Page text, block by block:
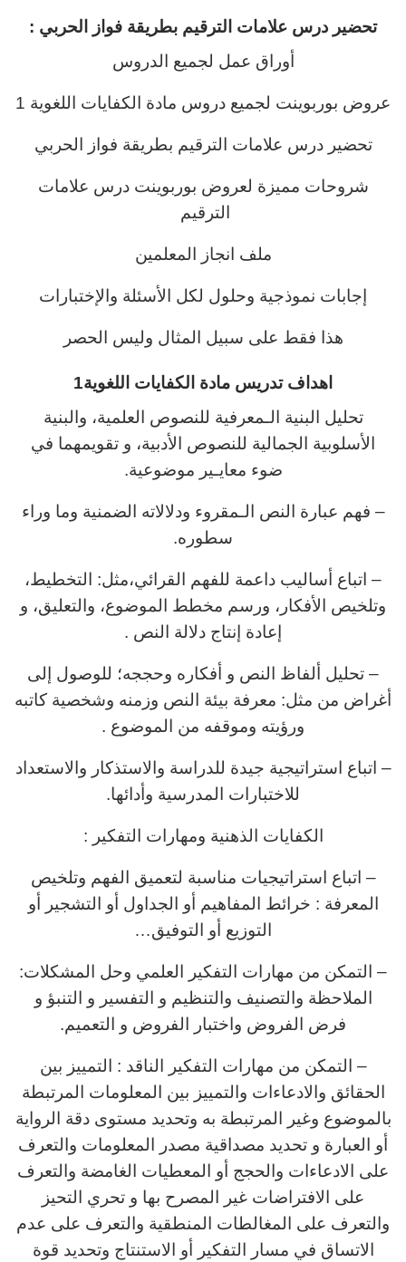
تحضير درس علامات الترقيم بطريقة فواز الحربي :
أوراق عمل لجميع الدروس
عروض بوربوينت لجميع دروس مادة الكفايات اللغوية 1
تحضير درس علامات الترقيم بطريقة فواز الحربي
شروحات مميزة لعروض بوربوينت درس علامات
الترقيم
ملف انجاز المعلمين
إجابات نموذجية وحلول لكل الأسئلة والإختبارات
هذا فقط على سبيل المثال وليس الحصر
اهداف تدريس مادة الكفايات اللغوية1
تحليل البنية الـمعرفية للنصوص العلمية، والبنية
الأسلوبية الجمالية للنصوص الأدبية، و تقويمهما في
ضوء معايـير موضوعية.
– فهم عبارة النص الـمقروء ودلالاته الضمنية وما وراء
سطوره.
– اتباع أساليب داعمة للفهم القرائي،مثل: التخطيط،
وتلخيص الأفكار، ورسم مخطط الموضوع، والتعليق، و
إعادة إنتاج دلالة النص .
– تحليل ألفاظ النص و أفكاره وحججه؛ للوصول إلى
أغراض من مثل: معرفة بيئة النص وزمنه وشخصية كاتبه
ورؤيته وموقفه من الموضوع .
– اتباع استراتيجية جيدة للدراسة والاستذكار والاستعداد
للاختبارات المدرسية وأدائها.
الكفايات الذهنية ومهارات التفكير :
– اتباع استراتيجيات مناسبة لتعميق الفهم وتلخيص
المعرفة : خرائط المفاهيم أو الجداول أو التشجير أو
التوزيع أو التوفيق…
– التمكن من مهارات التفكير العلمي وحل المشكلات:
الملاحظة والتصنيف والتنظيم و التفسير و التنبؤ و
فرض الفروض واختبار الفروض و التعميم.
– التمكن من مهارات التفكير الناقد : التمييز بين
الحقائق والادعاءات والتمييز بين المعلومات المرتبطة
بالموضوع وغير المرتبطة به وتحديد مستوى دقة الرواية
أو العبارة و تحديد مصداقية مصدر المعلومات والتعرف
على الادعاءات والحجج أو المعطيات الغامضة والتعرف
على الافتراضات غير المصرح بها و تحري التحيز
والتعرف على المغالطات المنطقية والتعرف على عدم
الاتساق في مسار التفكير أو الاستنتاج وتحديد قوة